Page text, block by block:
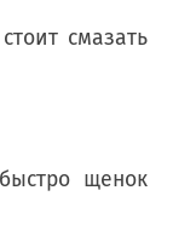
смазать
щенок